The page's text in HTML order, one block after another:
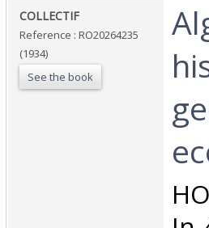
‎COLLECTIF‎
Reference : RO20264235
(1934)
See the book